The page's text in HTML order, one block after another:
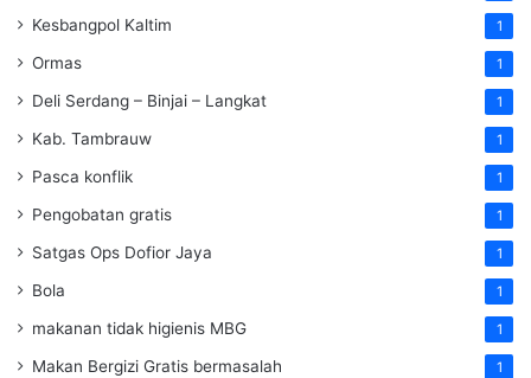
Kesbangpol Kaltim 1
Ormas 1
Deli Serdang – Binjai – Langkat 1
Kab. Tambrauw 1
Pasca konflik 1
Pengobatan gratis 1
Satgas Ops Dofior Jaya 1
Bola 1
makanan tidak higienis MBG 1
Makan Bergizi Gratis bermasalah 1